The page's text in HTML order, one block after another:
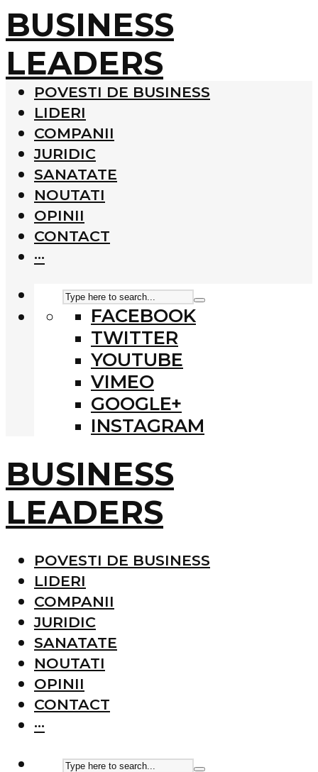
BUSINESS
LEADERS
POVESTI DE BUSINESS
LIDERI
COMPANII
JURIDIC
SANATATE
NOUTATI
OPINII
CONTACT
···
FACEBOOK
TWITTER
YOUTUBE
VIMEO
GOOGLE+
INSTAGRAM
BUSINESS
LEADERS
POVESTI DE BUSINESS
LIDERI
COMPANII
JURIDIC
SANATATE
NOUTATI
OPINII
CONTACT
···